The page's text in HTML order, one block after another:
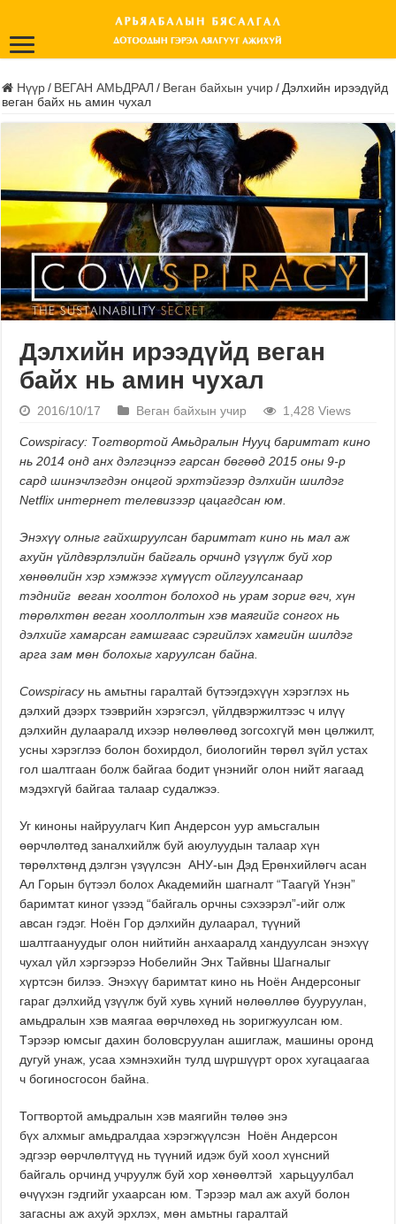
Нүүр / ВЕГАН АМЬДРАЛ / Веган байхын учир / Дэлхийн ирээдүйд
веган байх нь амин чухал
Дэлхийн ирээдүйд веган
байх нь амин чухал
2016/10/17 Веган байхын учир 1,428 Views
Cowspiracy: Тогтвортой Амьдралын Нууц баримтат кино
нь 2014 онд анх дэлгэцнээ гарсан бөгөөд 2015 оны 9-р
сард шинэчлэгдэн онцгой эрхтэйгээр дэлхийн шилдэг
Netflix интернет телевизээр цацагдсанюм
Энэхүү олныг гайхшруулсан баримтат кино нь мал аж
ахуйн үйлдвэрлэлийн байгаль орчинд үзүүлж буй хор
хөнөөлийн хэр хэмжээг хүмүүст ойлгуулсанаар
тэднийг веган хоолтон болоход нь урам зориг өгч хүн
төрөлхтөн веган хооллолтын хэв маягийг сонгох нь
дэлхийг хамарсан гамшгаас сэргийлэх хамгийн шилдэг
арга зам мөн болохыг харуулсан байна.
Cowspiracy нь амьтны гаралтай бүтээгдэхүүн хэрэглэх нь
дэлхий дээрх тээврийн хэрэгсэл, үйлдвэржилтээс ч илүү
дэлхийн дулааралд ихээр нөлөөлөөд зогсохгүй мөн цөлжилт,
усны хэрэглээ болон бохирдол, биологийн төрөл зүйл устах
гол шалтгаан болж байгаа бодит үнэнийг олон нийт яагаад
мэдэхгүй байгаа талаар судалжээ.
Уг киноны найруулагч Кип Андерсон уур амьсгалын
өөрчлөлтөд заналхийлж буй аюулуудын талаар хүн
төрөлхтөнд дэлгэн үзүүлсэн АНУ-ын Дэд Ерөнхийлөгч асан
Ал Горын бүтээл болох Академийн шагналт “Таагүй Үнэн”
баримтат киног үзээд “байгаль орчны сэхээрэл”-ийг олж
авсан гэдэг. Ноён Гор дэлхийн дулаарал, түүний
шалтгаануудыг олон нийтийн анхааралд хандуулсан энэхүү
чухал үйл хэргээрээ Нобелийн Энх Тайвны Шагналыг
хүртсэн билээ. Энэхүү баримтат кино нь Ноён Андерсоныг
гараг дэлхийд үзүүлж буй хувь хүний нөлөөллөө бууруулан,
амьдралын хэв маягаа өөрчлөхөд нь зоригжуулсан юм.
Тэрээр юмсыг дахин боловсруулан ашиглаж, машины оронд
дугуй унаж, усаа хэмнэхийн тулд шүршүүрт орох хугацаагаа
ч богиносгосон байна.
Тогтвортой амьдралын хэв маягийн төлөө энэ
бүх алхмыг амьдралдаа хэрэгжүүлсэн Ноён Андерсон
эдгээр өөрчлөлтүүд нь түүний идэж буй хоол хүнсний
байгаль орчинд учруулж буй хор хөнөөлтэй харьцуулбал
өчүүхэн гэдгийг ухаарсан юм. Тэрээр мал аж ахуй болон
загасны аж ахуй эрхлэх, мөн амьтны гаралтай